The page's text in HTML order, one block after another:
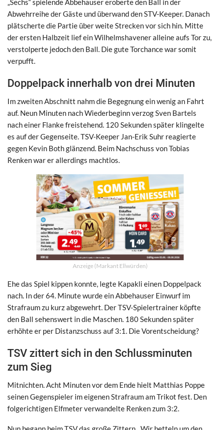
„Sechs“ spielende Abbehauser eroberte den Ball in der
Abwehrreihe der Gäste und überwand den STV-Keeper. Danach
plätscherte die Partie über weite Strecken vor sich hin. Mitte
der ersten Halbzeit lief ein Wilhelmshavener alleine aufs Tor zu,
verstolperte jedoch den Ball. Die gute Torchance war somit
verpufft.
Doppelpack innerhalb von drei Minuten
Im zweiten Abschnitt nahm die Begegnung ein wenig an Fahrt
auf. Neun Minuten nach Wiederbeginn verzog Sven Bartels
nach einer Flanke freistehend. 120 Sekunden später klingelte
es auf der Gegenseite. TSV-Keeper Jan-Erik Suhr reagierte
gegen Kevin Both glänzend. Beim Nachschuss von Tobias
Renken war er allerdings machtlos.
Anzeige (Markant Ellwürden)
Ehe das Spiel kippen konnte, legte Kapakli einen Doppelpack
nach. In der 64. Minute wurde ein Abbehauser Einwurf im
Strafraum zu kurz abgewehrt. Der TSV-Spielertrainer köpfte
den Ball sehenswert in die Maschen. 180 Sekunden später
erhöhte er per Distanzschuss auf 3:1. Die Vorentscheidung?
TSV zittert sich in den Schlussminuten
zum Sieg
Mitnichten. Acht Minuten vor dem Ende hielt Matthias Poppe
seinen Gegenspieler im eigenen Strafraum am Trikot fest. Den
folgerichtigen Elfmeter verwandelte Renken zum 3:2.